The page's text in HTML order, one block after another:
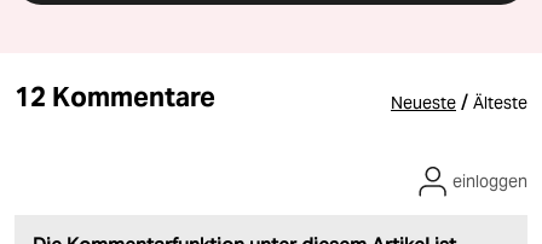
12 Kommentare Neueste / Älteste
einloggen